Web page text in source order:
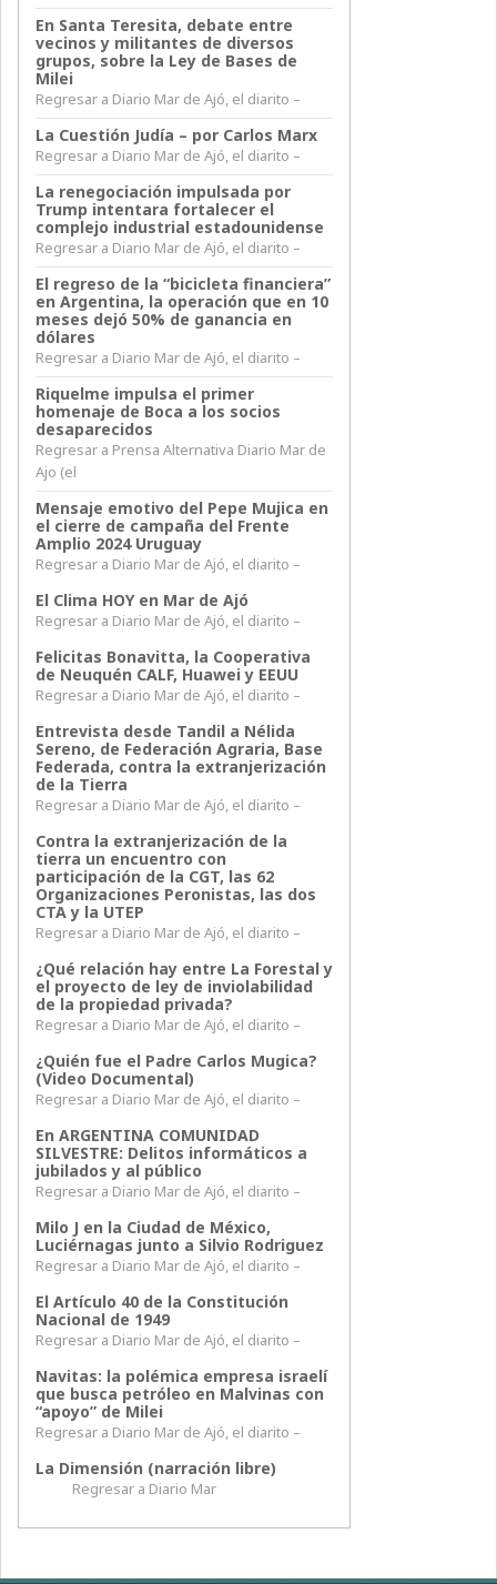
En Santa Teresita, debate entre
vecinos y militantes de diversos
grupos, sobre la Ley de Bases de
Milei
Regresar a Diario Mar de Ajó, el diarito –
La Cuestión Judía – por Carlos Marx
Regresar a Diario Mar de Ajó, el diarito –
La renegociación impulsada por
Trump intentara fortalecer el
complejo industrial estadounidense
Regresar a Diario Mar de Ajó, el diarito –
El regreso de la “bicicleta financiera”
en Argentina, la operación que en 10
meses dejó 50% de ganancia en
dólares
Regresar a Diario Mar de Ajó, el diarito –
Riquelme impulsa el primer
homenaje de Boca a los socios
desaparecidos
Regresar a Prensa Alternativa Diario Mar de
Ajo (el
Mensaje emotivo del Pepe Mujica en
el cierre de campaña del Frente
Amplio 2024 Uruguay
Regresar a Diario Mar de Ajó, el diarito –
El Clima HOY en Mar de Ajó
Regresar a Diario Mar de Ajó, el diarito –
Felicitas Bonavitta, la Cooperativa
de Neuquén CALF, Huawei y EEUU
Regresar a Diario Mar de Ajó, el diarito –
Entrevista desde Tandil a Nélida
Sereno, de Federación Agraria, Base
Federada, contra la extranjerización
de la Tierra
Regresar a Diario Mar de Ajó, el diarito –
Contra la extranjerización de la
tierra un encuentro con
participación de la CGT, las 62
Organizaciones Peronistas, las dos
CTA y la UTEP
Regresar a Diario Mar de Ajó, el diarito –
¿Qué relación hay entre La Forestal y
el proyecto de ley de inviolabilidad
de la propiedad privada?
Regresar a Diario Mar de Ajó, el diarito –
¿Quién fue el Padre Carlos Mugica?
(Video Documental)
Regresar a Diario Mar de Ajó, el diarito –
En ARGENTINA COMUNIDAD
SILVESTRE: Delitos informáticos a
jubilados y al público
Regresar a Diario Mar de Ajó, el diarito –
Milo J en la Ciudad de México,
Luciérnagas junto a Silvio Rodriguez
Regresar a Diario Mar de Ajó, el diarito –
El Artículo 40 de la Constitución
Nacional de 1949
Regresar a Diario Mar de Ajó, el diarito –
Navitas: la polémica empresa israelí
que busca petróleo en Malvinas con
“apoyo” de Milei
Regresar a Diario Mar de Ajó, el diarito –
La Dimensión (narración libre)
Regresar a Diario Mar